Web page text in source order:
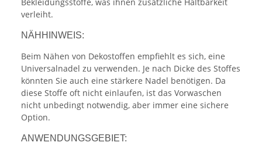
verleiht.
NÄHHINWEIS:
Beim Nähen von Dekostoffen empfiehlt es sich, eine
Universalnadel zu verwenden. Je nach Dicke des Stoffes
könnten Sie auch eine stärkere Nadel benötigen. Da
diese Stoffe oft nicht einlaufen, ist das Vorwaschen
nicht unbedingt notwendig, aber immer eine sichere
Option.
ANWENDUNGSGEBIET: